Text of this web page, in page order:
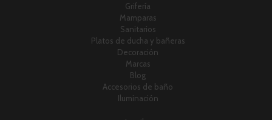
Grifería
Mamparas
Sanitarios
Platos de ducha y bañeras
Decoración
Marcas
Blog
Accesorios de baño
Iluminación